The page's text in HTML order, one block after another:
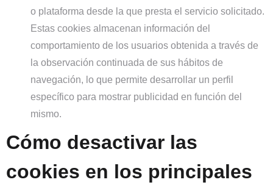
o plataforma desde la que presta el servicio solicitado.
Estas cookies almacenan información del
comportamiento de los usuarios obtenida a través de
la observación continuada de sus hábitos de
navegación, lo que permite desarrollar un perfil
específico para mostrar publicidad en función del
mismo.
Cómo desactivar las
cookies en los principales